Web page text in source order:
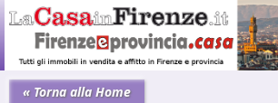
« Torna alla Home